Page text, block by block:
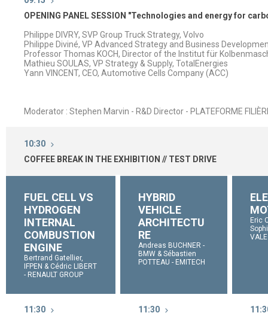
OPENING PANEL SESSION "Technologies and energy for
Philippe DIVRY, SVP Group Truck Strategy, Volvo
Philippe Diviné, VP Advanced Strategy and Business
Professor Thomas KOCH, Director of the Institut für
Mathieu SOULAS, VP Strategy & Supply, TotalEnergies
Yann VINCENT, CEO, Automotive Cells Company (ACC)
Moderator : Stephen Marvin - R&D Director - PLATEFORME
10:30
COFFEE BREAK IN THE EXHIBITION // TEST DRIVE
FUEL CELL VS
HYDROGEN
INTERNAL
COMBUSTION
ENGINE
Bertrand Gatellier,
IFPEN & Cédric LIBERT
- RENAULT GROUP
HYBRID
VEHICLE
ARCHITECTU
RE
Andreas BUCHNER -
BMW & Sébastien
POTTEAU - EMITECH
Eric
11:30
11:30